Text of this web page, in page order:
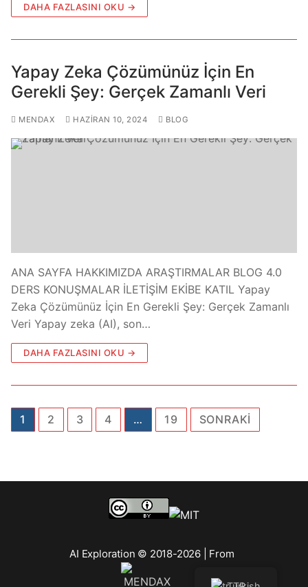
DAHA FAZLASINI OKU →
Yapay Zeka Çözümünüz İçin En
Gerekli Şey: Gerçek Zamanlı Veri
MENDAX HAZIRAN 10, 2024 BLOG
ANA SAYFA HAKKIMIZDA ARAŞTIRMALAR BLOG 4.0
DERS KONUŞMALAR İLETİŞİM EKİBE KATIL Yapay
Zeka Çözümünüz İçin En Gerekli Şey: Gerçek Zamanlı
Veri Yapay zeka (AI), son…
DAHA FAZLASINI OKU →
1 2 3 4 … 19 SONRAKI
AI Exploration © 2018-2026 | From